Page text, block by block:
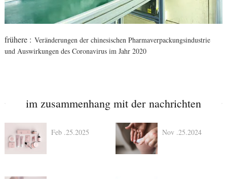
frühere : Veränderungen der chinesischen Pharmaverpackungsindustrie
und Auswirkungen des Coronavirus im Jahr 2020
im zusammenhang mit der nachrichten
Feb .25.2025 Nov .25.2024